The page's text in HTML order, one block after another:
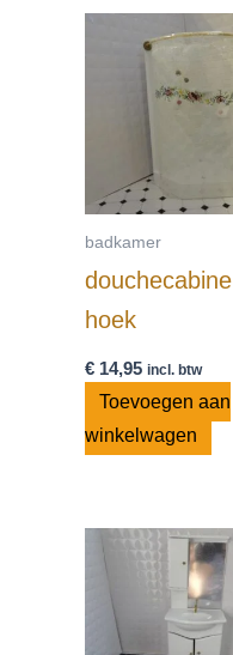
badkamer
douchecabine
hoek
€ 14,95 incl. btw
Toevoegen aan
winkelwagen